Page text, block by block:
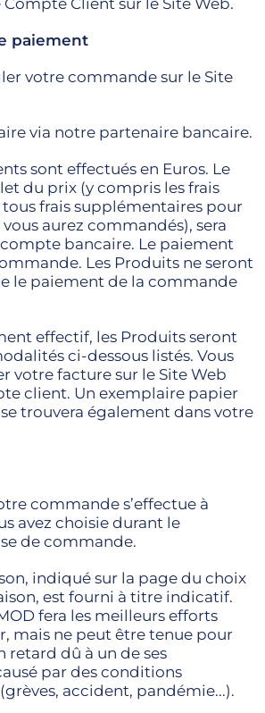
Client sur le Site Web.
paiement
votre commande sur le Site
via notre partenaire bancaire.
sont effectués en Euros. Le
du prix (y compris les frais
frais supplémentaires pour
aurez commandés), sera
bancaire. Le paiement
Les Produits ne seront
le paiement de la commande
effectif, les Produits seront
ci-dessous listés. Vous
votre facture sur le Site Web
client. Un exemplaire papier
trouvera également dans votre
commande s’effectue à
avez choisie durant le
de commande.
indiqué sur la page du choix
est fourni à titre indicatif.
fera les meilleurs efforts
mais ne peut être tenue pour
retard dû à un de ses
par des conditions
accident, pandémie...).